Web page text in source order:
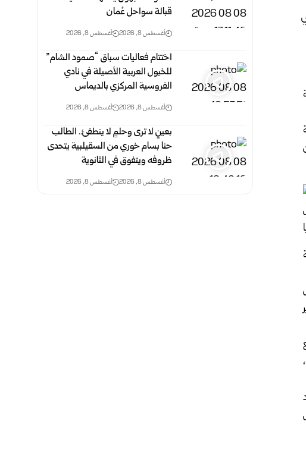
قبالة سواحل عُمان
أغسطس 8, 2026 أغسطس 8, 2026
اختتام فعاليات سباق “صمود الشام”
للخيول العربية الأصيلة في نادي
الفروسية المركزي بالديماس
أغسطس 8, 2026 أغسطس 8, 2026
بعينٍ لا ترى وحلمٍ لا ينطفئ.. الطالب
حنا بسام خوري من السقيلبية يتحدى
ظروفه ويتفوق في الثانوية
أغسطس 8, 2026 أغسطس 8, 2026